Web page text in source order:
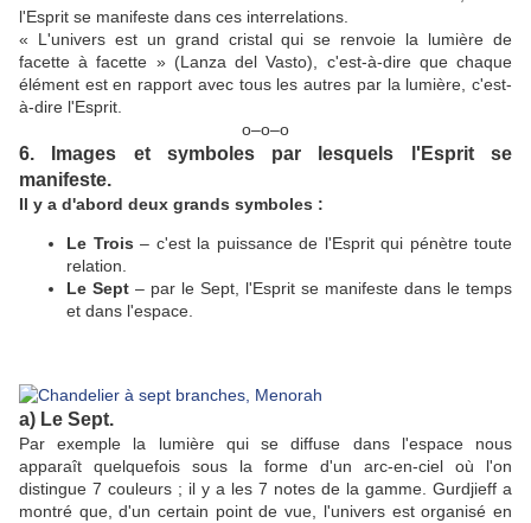
l'Esprit se manifeste dans ces interrelations.
« L'univers est un grand cristal qui se renvoie la lumière de
facette à facette » (Lanza del Vasto), c'est-à-dire que chaque
élément est en rapport avec tous les autres par la lumière, c'est-
à-dire l'Esprit.
ο–ο–ο
6. Images et symboles par lesquels l'Esprit se
manifeste.
Il y a d'abord deux grands symboles :
Le Trois – c'est la puissance de l'Esprit qui pénètre toute
relation.
Le Sept – par le Sept, l'Esprit se manifeste dans le temps
et dans l'espace.
a) Le Sept.
Par exemple la lumière qui se diffuse dans l'espace nous
apparaît quelquefois sous la forme d'un arc-en-ciel où l'on
distingue 7 couleurs ; il y a les 7 notes de la gamme. Gurdjieff a
montré que, d'un certain point de vue, l'univers est organisé en